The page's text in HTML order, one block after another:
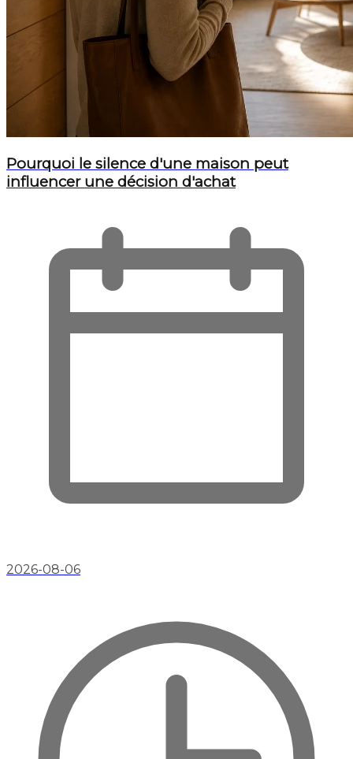
Pourquoi le silence d'une maison peut
influencer une décision d'achat
2026-08-06